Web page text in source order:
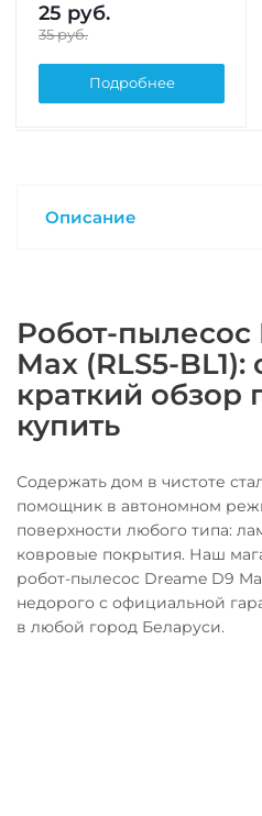
25 руб.
35руб.
Подробнее
Описание
Робот-пылесос
Max (RLS5-
краткий обзор
купить
Содержать дом в чистоте
помощник в автономном
поверхности любого типа:
ковровые покрытия. Наш
робот-пылесос Dreame D9
недорого с официальной
в любой город Беларуси.